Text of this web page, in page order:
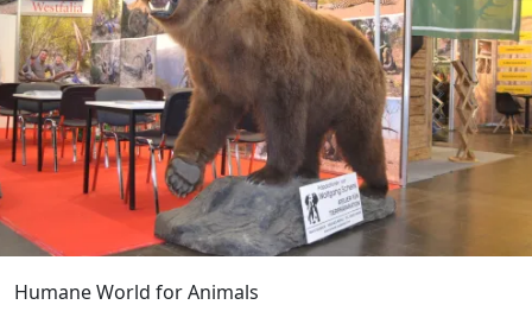
Humane World for Animals